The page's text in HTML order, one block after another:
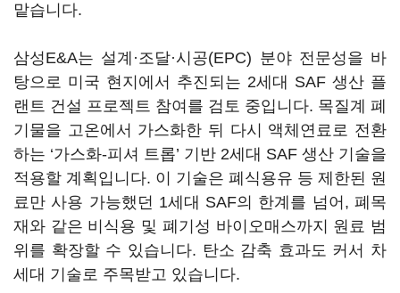
맡습니다.
삼성E&A는 설계·조달·시공(EPC) 분야 전문성을 바
탕으로 미국 현지에서 추진되는 2세대 SAF 생산 플
랜트 건설 프로젝트 참여를 검토 중입니다. 목질계 폐
기물을 고온에서 가스화한 뒤 다시 액체연료로 전환
하는 ‘가스화-피셔 트롭’ 기반 2세대 SAF 생산 기술을
적용할 계획입니다. 이 기술은 폐식용유 등 제한된 원
료만 사용 가능했던 1세대 SAF의 한계를 넘어, 폐목
재와 같은 비식용 및 폐기성 바이오매스까지 원료 범
위를 확장할 수 있습니다. 탄소 감축 효과도 커서 차
세대 기술로 주목받고 있습니다.